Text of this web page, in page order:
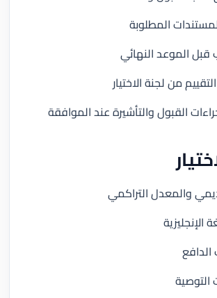
المطلوبة
قبل الموعد النهائي
من لجنة الاختيار
القبول والتأشيرة عند الموافقة
والمعدل التراكمي